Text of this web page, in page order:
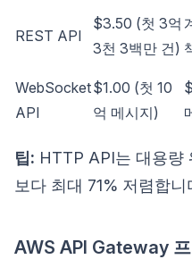
REST API
$3.50 (첫 3억
3천 3백만 건)
WebSocket
API
$1.00 (첫 10
억 메시지)
팁: HTTP API는 대용량
보다 최대 71% 저렴합니
AWS API Gateway